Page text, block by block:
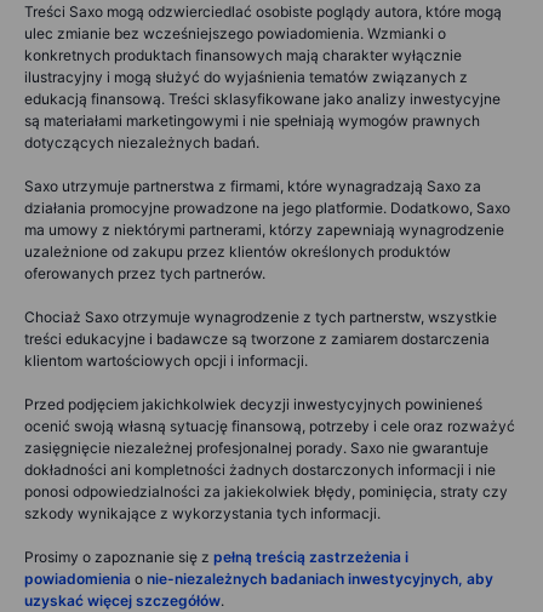
Treści Saxo mogą odzwierciedlać osobiste poglądy autora, które mogą
ulec zmianie bez wcześniejszego powiadomienia. Wzmianki o
konkretnych produktach finansowych mają charakter wyłącznie
ilustracyjny i mogą służyć do wyjaśnienia tematów związanych z
edukacją finansową. Treści sklasyfikowane jako analizy inwestycyjne
są materiałami marketingowymi i nie spełniają wymogów prawnych
dotyczących niezależnych badań.
Saxo utrzymuje partnerstwa z firmami, które wynagradzają Saxo za
działania promocyjne prowadzone na jego platformie. Dodatkowo, Saxo
ma umowy z niektórymi partnerami, którzy zapewniają wynagrodzenie
uzależnione od zakupu przez klientów określonych produktów
oferowanych przez tych partnerów.
Chociaż Saxo otrzymuje wynagrodzenie z tych partnerstw, wszystkie
treści edukacyjne i badawcze są tworzone z zamiarem dostarczenia
klientom wartościowych opcji i informacji.
Przed podjęciem jakichkolwiek decyzji inwestycyjnych powinieneś
ocenić swoją własną sytuację finansową, potrzeby i cele oraz rozważyć
zasięgnięcie niezależnej profesjonalnej porady. Saxo nie gwarantuje
dokładności ani kompletności żadnych dostarczonych informacji i nie
ponosi odpowiedzialności za jakiekolwiek błędy, pominięcia, straty czy
szkody wynikające z wykorzystania tych informacji.
Prosimy o zapoznanie się z pełną treścią zastrzeżenia i
powiadomienia o nie-niezależnych badaniach inwestycyjnych, aby
uzyskać więcej szczegółów.